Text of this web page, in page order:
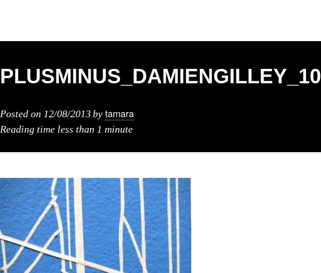
PLUSMINUS_DAMIENGILLEY_10
Posted on 12/08/2013by tamara
Reading time less than 1 minute